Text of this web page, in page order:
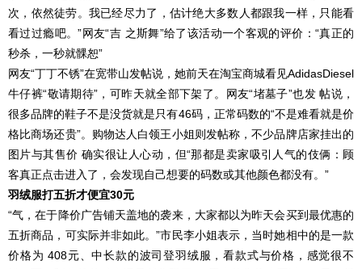
次，依然徒劳。我已经尽力了，估计绝大多数人都跟我一样，只能看
看过过瘾吧。”网友“吉 之斯舞”给了该活动一个客观的评价：“真正的
秒杀，一秒就髁恕”
网友“丁丁不锈”在宽带山发帖说，她前天在淘宝商城看见AdidasDiesel
牛仔裤“敬请期待”，可昨天就全部下架了。网友“堵墓子”也发 帖说，
很多品牌的鞋子不是没货就是只有46码，正常码数的“不是难看就是价
格比商场还贵”。购物达人白领王小姐则发帖称，不少品牌店家挂出的
图片与其售价 确实很让人心动，但“那都是卖家吸引人气的伎俩：顾
客真正点击进入了，会发现自己想要的码数或其他颜色都没有。”
羽绒服打五折才便宜30元
“气，在于降价广告铺天盖地的袭来，大家都以为昨天会买到最优惠的
五折商品，可实际并非如此。”市民李小姐表示，当时她相中的是一款
价格为 408元、中长款的波司登羽绒服，看款式与价格，感觉很不